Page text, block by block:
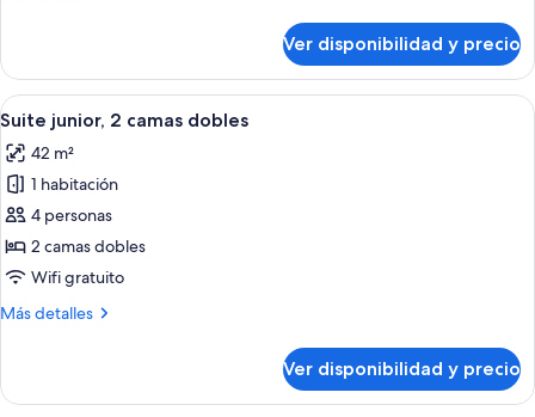
Bed
King
Size
Bed
Ver disponibilidad y precio
Ver
todas
las
fotos
de
Suite
junior,
camas
Habitación de hotel con dos camas,
5
Suite junior, 2 camas dobles
42 m²
1 habitación
4 personas
2 camas dobles
Wifi gratuito
Más detalles
Más
junior,
Ver disponibilidad y precio